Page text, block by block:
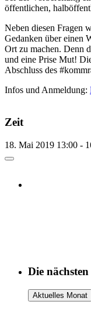
öffentlichen,
Neben diesen Fragen
Gedanken über einen
Ort zu machen. Denn
und eine Prise Mut!
Abschluss des
Infos und Anmeldung:
Zeit
18. Mai 2019 13:00 -
Die
Aktuelles Monat